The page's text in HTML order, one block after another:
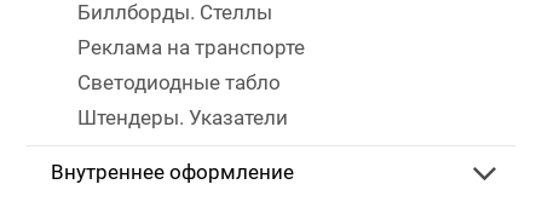
Биллборды. Стеллы
Реклама на транспорте
Светодиодные табло
Штендеры. Указатели
Внутреннее оформление